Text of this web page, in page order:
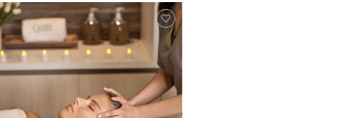
Agregar
a la lista
de
deseos